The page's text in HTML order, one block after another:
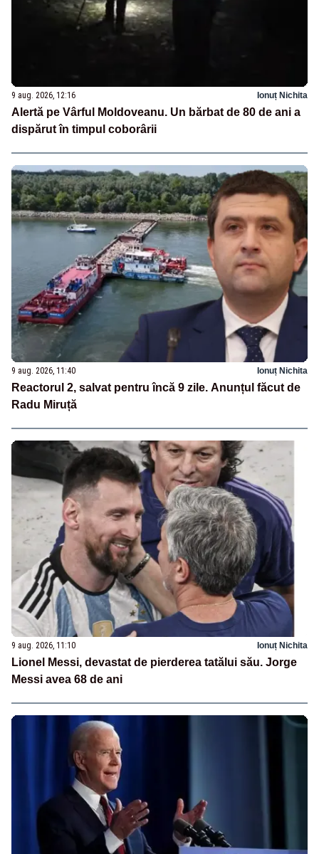
9 aug. 2026, 12:16 Ionuț Nichita
Alertă pe Vârful Moldoveanu. Un bărbat de 80 de ani a
dispărut în timpul coborârii
9 aug. 2026, 11:40 Ionuț Nichita
Reactorul 2, salvat pentru încă 9 zile. Anunțul făcut de
Radu Miruță
9 aug. 2026, 11:10 Ionuț Nichita
Lionel Messi, devastat de pierderea tatălui său. Jorge
Messi avea 68 de ani